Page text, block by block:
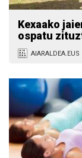
Kexaako
ospatu
AIARALDEA.EUS